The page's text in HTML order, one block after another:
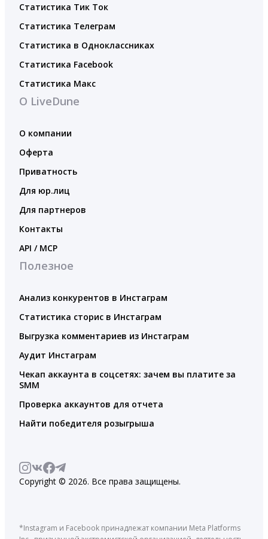
Статистика Тик Ток
Статистика Телеграм
Статистика в Одноклассниках
Статистика Facebook
Статистика Макс
О LiveDune
О компании
Оферта
Приватность
Для юр.лиц
Для партнеров
Контакты
API / MCP
Полезное
Анализ конкурентов в Инстаграм
Статистика сторис в Инстаграм
Выгрузка комментариев из Инстаграм
Аудит Инстаграм
Чекап аккаунта в соцсетях: зачем вы платите за
SMM
Проверка аккаунтов для отчета
Найти победителя розыгрыша
Copyright © 2026. Все права защищены.
*Instagram и Facebook принадлежат компании Meta Platforms